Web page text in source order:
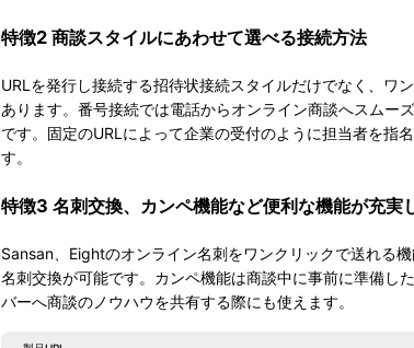
特徴2 商談スタイルにあわせて選べる接続方法
URLを発行し接続する招待状接続スタイルだけでなく、ワ
あります。番号接続では電話からオンライン商談へスムー
です。固定のURLによって企業の受付のように担当者を指
す。
特徴3 名刺交換、カンペ機能など便利な機能が充実
Sansan、Eightのオンライン名刺をワンクリックで送れる
名刺交換が可能です。カンペ機能は商談中に事前に準備し
バーへ商談のノウハウを共有する際にも使えます。